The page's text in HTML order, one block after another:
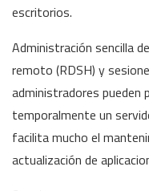
escritorios.
Administración sencilla
remoto (RDSH) y
administradores pueden
temporalmente un
facilita mucho el
actualización de